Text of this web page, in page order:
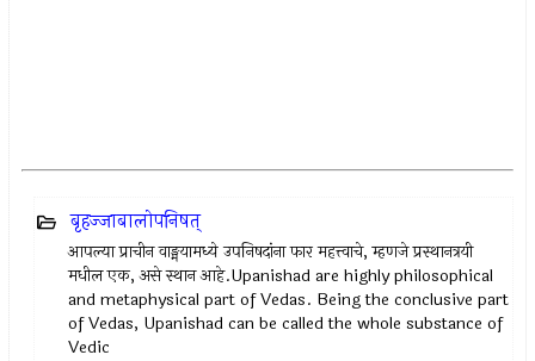
बृहज्जाबालोपनिषत्
आपल्या प्राचीन वाङ्मयामध्ये उपनिषदांना फार महत्त्वाचे, म्हणजे प्रस्थानत्रयी
मधील एक, असे स्थान आहे.Upanishad are highly philosophical
and metaphysical part of Vedas. Being the conclusive part
of Vedas, Upanishad can be called the whole substance of
Vedic